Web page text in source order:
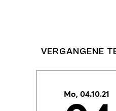
VERGANGENE
Mo, 04.10.21